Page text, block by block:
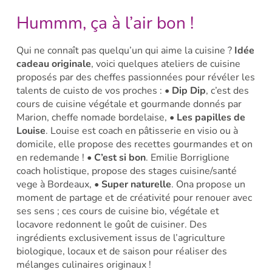
Hummm, ça à l’air bon !
Qui ne connaît pas quelqu’un qui aime la cuisine ?Idée
cadeau originale, voici quelques ateliers de cuisine
proposés par des cheffes passionnées pour révéler les
talents de cuisto de vos proches : • Dip Dip, c’est des
cours de cuisine végétale et gourmande donnés par
Marion, cheffe nomade bordelaise, • Les papilles de
Louise. Louise est coach en pâtisserie en visio ou à
domicile, elle propose des recettes gourmandes et on
en redemande ! • C’est si bon. Emilie Borriglione
coach holistique, propose des stages cuisine/santé
vege à Bordeaux, • Super naturelle. Ona propose un
moment de partage et de créativité pour renouer avec
ses sens ; ces cours de cuisine bio, végétale et
locavore redonnent le goût de cuisiner. Des
ingrédients exclusivement issus de l’agriculture
biologique, locaux et de saison pour réaliser des
mélanges culinaires originaux !